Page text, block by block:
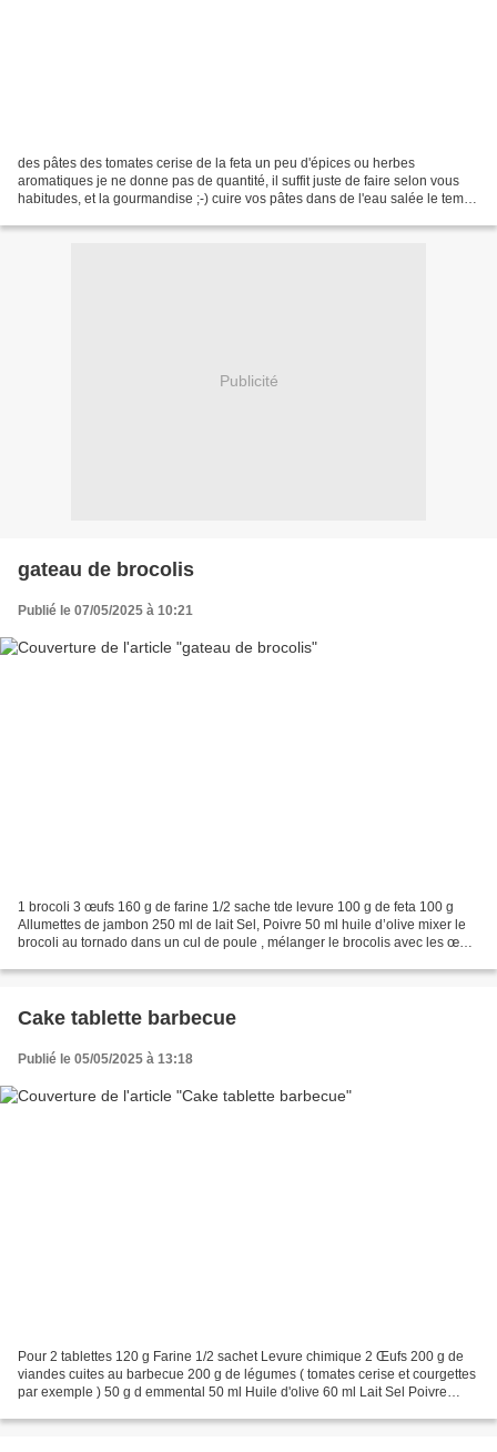
des pâtes des tomates cerise de la feta un peu d'épices ou herbes
aromatiques je ne donne pas de quantité, il suffit juste de faire selon vous
habitudes, et la gourmandise ;-) cuire vos pâtes dans de l'eau salée le temps
Publicité
gateau de brocolis
Publié le 07/05/2025 à 10:21
1 brocoli 3 œufs 160 g de farine 1/2 sache tde levure 100 g de feta 100 g
Allumettes de jambon 250 ml de lait Sel, Poivre 50 ml huile d’olive mixer le
brocoli au tornado dans un cul de poule , mélanger le brocolis avec les œufs
Cake tablette barbecue
Publié le 05/05/2025 à 13:18
Pour 2 tablettes 120 g Farine 1/2 sachet Levure chimique 2 Œufs 200 g de
viandes cuites au barbecue 200 g de légumes ( tomates cerise et courgettes
par exemple ) 50 g d emmental 50 ml Huile d'olive 60 ml Lait Sel Poivre